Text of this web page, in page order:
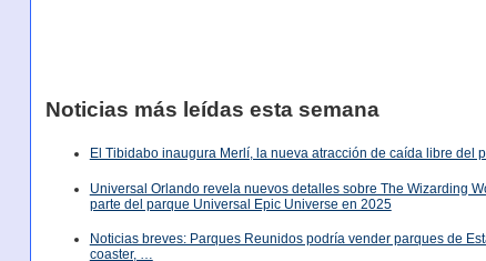
Noticias más leídas esta semana
El Tibidabo inaugura Merlí, la nueva atracción de caída libre del
Universal Orlando revela nuevos detalles sobre The Wizarding
parte del parque Universal Epic Universe en 2025
Noticias breves: Parques Reunidos podría vender parques de
coaster, …